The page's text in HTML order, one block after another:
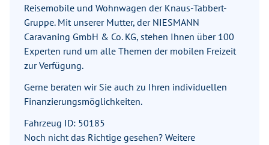
Reisemobile und Wohnwagen der Knaus-Tabbert-
Gruppe. Mit unserer Mutter, der NIESMANN
Caravaning GmbH & Co. KG, stehen Ihnen über 100
Experten rund um alle Themen der mobilen Freizeit
zur Verfügung.
Gerne beraten wir Sie auch zu Ihren individuellen
Finanzierungsmöglichkeiten.
Fahrzeug ID: 50185
Noch nicht das Richtige gesehen? Weitere